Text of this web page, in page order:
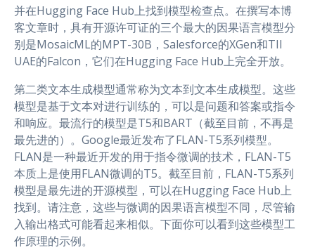
并在Hugging Face Hub上找到模型检查点。在撰写本博
客文章时，具有开源许可证的三个最大的因果语言模型分
别是MosaicML的MPT-30B，Salesforce的XGen和TII
UAE的Falcon，它们在Hugging Face Hub上完全开放。
第二类文本生成模型通常称为文本到文本生成模型。这些
模型是基于文本对进行训练的，可以是问题和答案或指令
和响应。最流行的模型是T5和BART（截至目前，不再是
最先进的）。Google最近发布了FLAN-T5系列模型。
FLAN是一种最近开发的用于指令微调的技术，FLAN-T5
本质上是使用FLAN微调的T5。截至目前，FLAN-T5系列
模型是最先进的开源模型，可以在Hugging Face Hub上
找到。请注意，这些与微调的因果语言模型不同，尽管输
入输出格式可能看起来相似。下面你可以看到这些模型工
作原理的示例。